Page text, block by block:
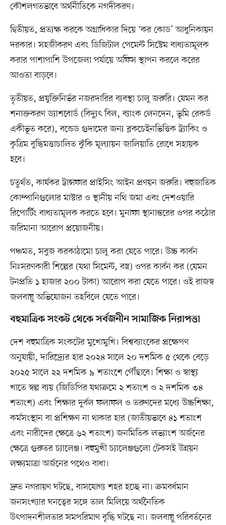
কৌশলগতভাবে অর্থনীতিকে নগদীকরণ।
দ্বিতীয়ত, প্রত্যক্ষ করকে অগ্রাধিকার দিয়ে ‘কর কোড’ আধুনিকায়ন
দরকার। সহজীকরণ এবং ডিজিটাল পেমেন্ট সিস্টেম বাধ্যতামূলক
করার পাশাপাশি উপজেলা পর্যায়ে অফিস স্থাপন করলে করের
আওতা বাড়বে।
তৃতীয়ত, প্রযুক্তিনির্ভর নজরদারির ব্যবস্থা চালু জরুরি। যেমন কর
শনাক্তকরণ ড্যাশবোর্ড (বিদ্যুৎ বিল, ব্যাংক লেনদেন, ভূমি রেকর্ড
একীভূত করে), বন্ডেড গুদামের জন্য ব্লকচেইনভিত্তিক ট্র্যাকিং ও
কৃত্রিম বুদ্ধিমত্তাচালিত ঝুঁকি মূল্যায়ন জালিয়াতি রোধে সহায়ক
হবে।
চতুর্থত, কার্যকর ট্রান্সফার প্রাইসিং আইন প্রণয়ন জরুরি। বহুজাতিক
কোম্পানিগুলোর মাস্টার ও স্থানীয় নথি জমা এবং দেশওয়ারি
রিপোর্টিং বাধ্যতামূলক করতে হবে। মুনাফা স্থানান্তরের ওপর কঠোর
জরিমানা আরোপ প্রয়োজনীয়।
পঞ্চমত, সবুজ করকাঠামো চালু করা যেতে পারে। উচ্চ কার্বন
নিঃসরণকারী শিল্পের (যথা সিমেন্ট, বস্ত্র) ওপর কার্বন কর (যেমন
টনপ্রতি ১ হাজার ২০০ টাকা) আরোপ করা যেতে পারে। ওই রাজস্ব
জলবায়ু অভিযোজন তহবিলে যেতে পারে।
বহুমাত্রিক সংকট থেকে সর্বজনীন সামাজিক নিরাপত্তা
দেশ বহুমাত্রিক সংকটের মুখোমুখি। বিশ্বব্যাংকের প্রক্ষেপণ
অনুযায়ী, দারিদ্র্যের হার ২০২৪ সালে ২০ দশমিক ৫ থেকে বেড়ে
২০২৫ সালে ২২ দশমিক ৯ শতাংশে পৌঁছাবে। শিক্ষা ও স্বাস্থ্য
খাতে স্বল্প ব্যয় (জিডিপির যথাক্রমে ২ শতাংশ ও ২ দশমিক ৩৪
শতাংশ) এবং শিক্ষার দুর্বল ফলাফল ও তরুণদের মধ্যে উচ্চশিক্ষা,
কর্মসংস্থান বা প্রশিক্ষণ না থাকার হার (জাতীয়ভাবে ৪১ শতাংশ
এবং নারীদের ক্ষেত্রে ৬২ শতাংশ) জনমিতিক লভ্যাংশ অর্জনের
ক্ষেত্রে গুরুতর চ্যালেঞ্জ। বহুমুখী চ্যালেঞ্জগুলো টেকসই উন্নয়ন
লক্ষ্যমাত্রা অর্জনের পথেও বাধা।
দ্রুত নগরায়ণ ঘটছে, বাসযোগ্য শহর হচ্ছে না। ক্রমবর্ধমান
জনসংখ্যার ঘনত্বের সঙ্গে তাল মিলিয়ে অর্থনৈতিক
উৎপাদনশীলতার সমপরিমাণ বৃদ্ধি ঘটছে না। জলবায়ু পরিবর্তনের